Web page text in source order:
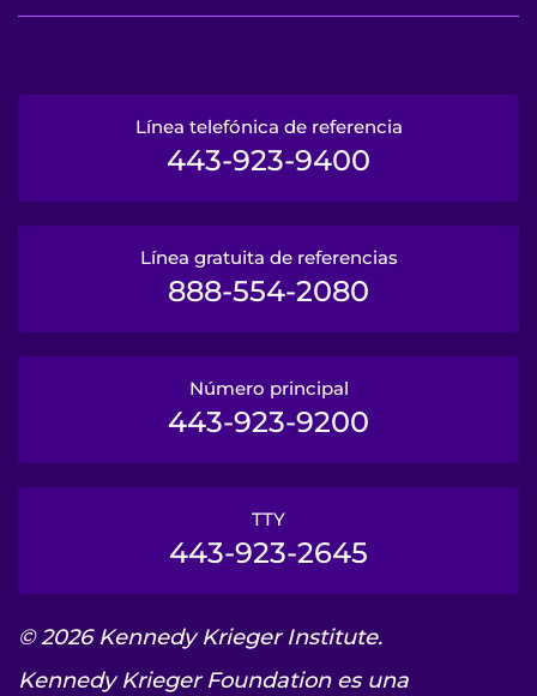
Línea telefónica de referencia
443-923-9400
Línea gratuita de referencias
888-554-2080
Número principal
443-923-9200
TTY
443-923-2645
© 2026 Kennedy Krieger Institute.
Kennedy Krieger Foundation es una